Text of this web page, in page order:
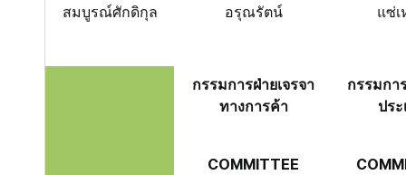
สมบูรณ์ศักดิกุล
อรุณรัตน์
แซ่เ
กรรมการฝ่ายเจรจา
ทางการค้า
กรรมกา
ประ
COMMITTEE